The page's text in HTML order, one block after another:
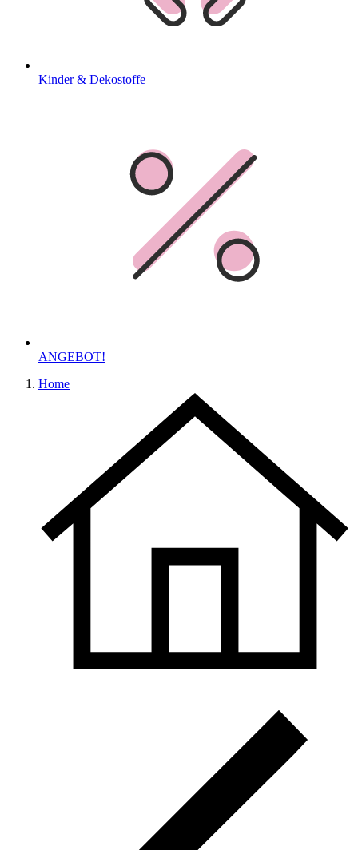
Kinder & Dekostoffe
ANGEBOT!
Home